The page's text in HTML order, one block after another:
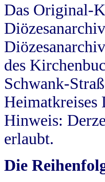
Das Original-
des
Schwank-
Heimatkreises
Hinweis:
erlaubt.
Die